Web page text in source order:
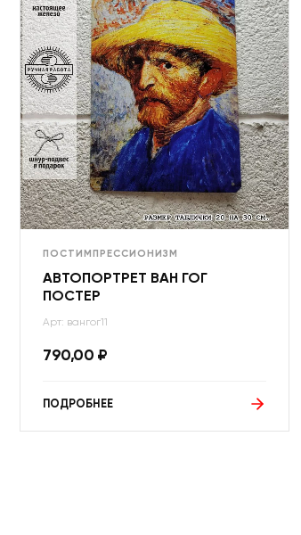
ПОСТИМПРЕССИОНИЗМ
АВТОПОРТРЕТ ВАН ГОГ
ПОСТЕР
Арт: вангог11
790,00 ₽
ПОДРОБНЕЕ